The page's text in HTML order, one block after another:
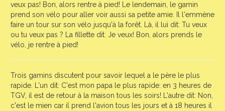
veux pas! Bon, alors rentre à pied! Le lendemain, le gamin
prend son vélo pour aller voir aussi sa petite amie. Il l'emmène
faire un tour sur son vélo jusqu'à la forêt. Là, il lui dit: Tu veux
ou tu veux pas ? La fillette dit: Je veux! Bon, alors prends le
vélo, je rentre à pied!
Trois gamins discutent pour savoir lequel a le père le plus
rapide. L'un dit: C'est mon papa le plus rapide: en 3 heures de
TGV, il est de retour à la maison tous les soirs! L'autre dit: Non,
c'est le mien car il prend l'avion tous les jours et à 18 heures il